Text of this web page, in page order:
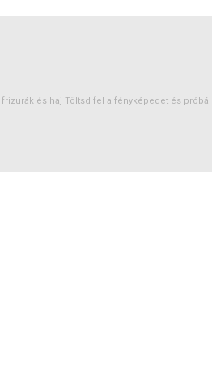
frizurák és haj Töltsd fel a fényképedet és